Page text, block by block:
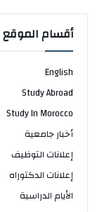
أقسام الموقع
English
Study Abroad
Study In Morocco
أخبار جامعية
إعلانات التوظيف
إعلانات الدكتوراه
الأيام الدراسية